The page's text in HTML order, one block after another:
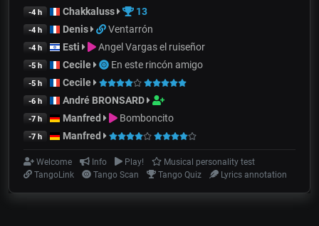
-4 h Chakkaluss 13
-4 h Denis Ventarrón
-4 h Esti Angel Vargas el ruiseñor
-5 h Cecile En este rincón amigo
-5 h Cecile
-6 h André BRONSARD
-7 h Manfred Bomboncito
-7 h Manfred
Welcome Info Play!
Musical personality test
TangoLink
Tango Scan Tango Quiz Lyrics annotation